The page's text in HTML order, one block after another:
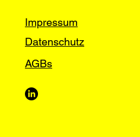
Impressum
Datenschutz
AGBs